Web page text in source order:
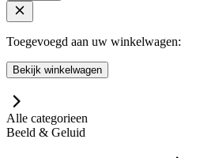
Toegevoegd aan uw winkelwagen:
Bekijk winkelwagen
Alle categorieen
Beeld & Geluid